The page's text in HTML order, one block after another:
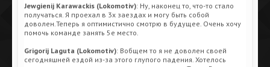
Jewgienij Karawackis (Lokomotiv): Ну, наконец то, что-то стало
получаться. Я проехал в 3х заездах и могу быть собой
доволен.Теперь я оптимистично смотрю в будущее. Очень хочу
помочь команде занять 5е место.
Grigorij Laguta (Lokomotiv): Вобщем то я не доволен своей
сегодняшней ездой из-за этого глупого падения. Хотелось